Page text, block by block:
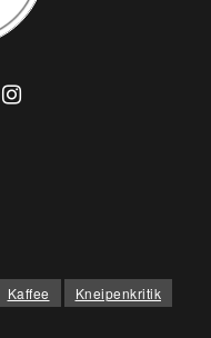
Kaffee
Kneipenkritik